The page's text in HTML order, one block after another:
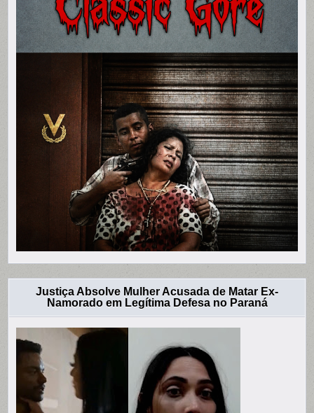
Justiça Absolve Mulher Acusada de Matar Ex-
Namorado em Legítima Defesa no Paraná